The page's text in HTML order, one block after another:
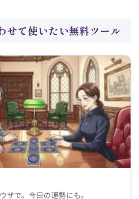
せて使いたい無料ツール
ザで。今日の運勢にも。